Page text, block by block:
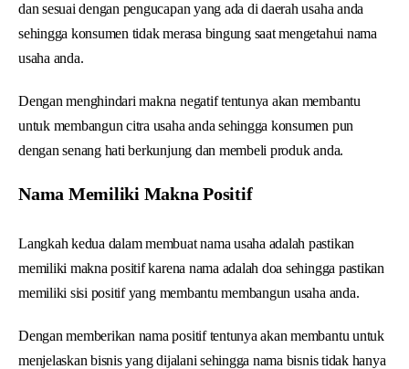
dan sesuai dengan pengucapan yang ada di daerah usaha anda
sehingga konsumen tidak merasa bingung saat mengetahui nama
usaha anda.
Dengan menghindari makna negatif tentunya akan membantu
untuk membangun citra usaha anda sehingga konsumen pun
dengan senang hati berkunjung dan membeli produk anda.
Nama Memiliki Makna Positif
Langkah kedua dalam membuat nama usaha adalah pastikan
memiliki makna positif karena nama adalah doa sehingga pastikan
memiliki sisi positif yang membantu membangun usaha anda.
Dengan memberikan nama positif tentunya akan membantu untuk
menjelaskan bisnis yang dijalani sehingga nama bisnis tidak hanya